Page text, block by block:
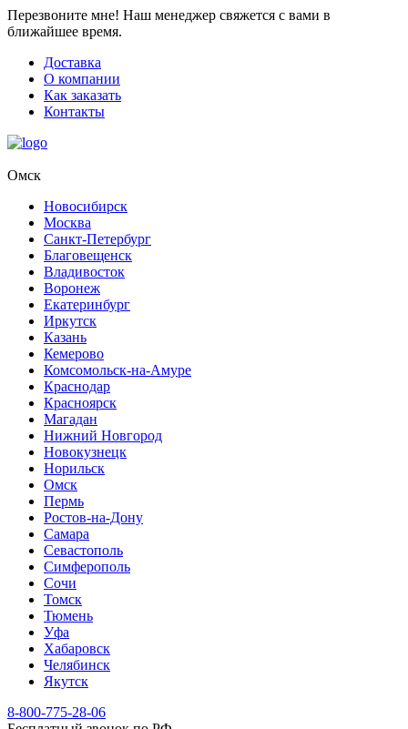
Перезвоните мне! Наш менеджер свяжется с вами в
ближайшее время.
Доставка
О компании
Как заказать
Контакты
Омск
Новосибирск
Москва
Санкт-Петербург
Благовещенск
Владивосток
Воронеж
Екатеринбург
Иркутск
Казань
Кемерово
Комсомольск-на-Амуре
Краснодар
Красноярск
Магадан
Нижний Новгород
Новокузнецк
Норильск
Омск
Пермь
Ростов-на-Дону
Самара
Севастополь
Симферополь
Сочи
Томск
Тюмень
Уфа
Хабаровск
Челябинск
Якутск
8-800-775-28-06